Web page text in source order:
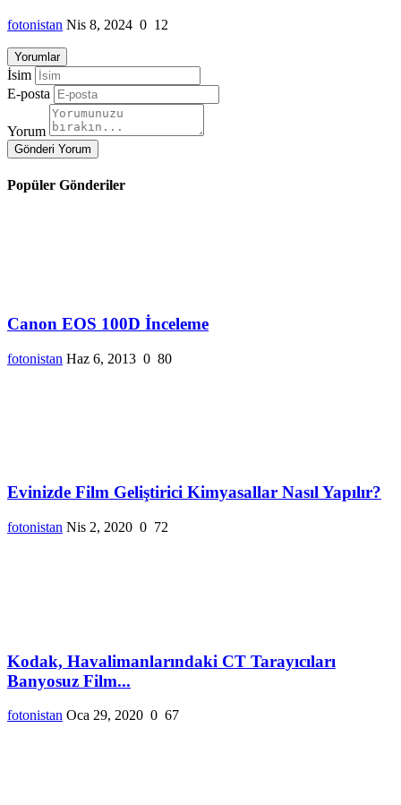
fotonistan Nis 8, 2024 0 12
Yorumlar
İsim
E-posta
Yorum
Gönderi Yorum
Popüler Gönderiler
Canon EOS 100D İnceleme
fotonistan Haz 6, 2013 0 80
Evinizde Film Geliştirici Kimyasallar Nasıl Yapılır?
fotonistan Nis 2, 2020 0 72
Kodak, Havalimanlarındaki CT Tarayıcıları
Banyosuz Film...
fotonistan Oca 29, 2020 0 67